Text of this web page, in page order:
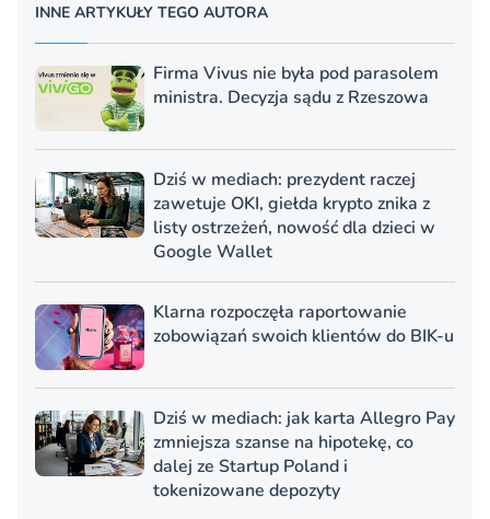
INNE ARTYKUŁY TEGO AUTORA
Firma Vivus nie była pod parasolem
ministra. Decyzja sądu z Rzeszowa
Dziś w mediach: prezydent raczej
zawetuje OKI, giełda krypto znika z
listy ostrzeżeń, nowość dla dzieci w
Google Wallet
Klarna rozpoczęła raportowanie
zobowiązań swoich klientów do BIK-u
Dziś w mediach: jak karta Allegro Pay
zmniejsza szanse na hipotekę, co
dalej ze Startup Poland i
tokenizowane depozyty